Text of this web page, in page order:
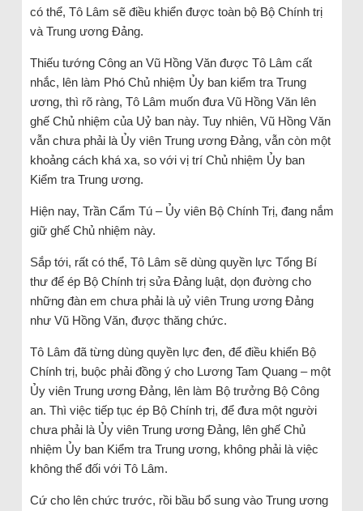
có thể, Tô Lâm sẽ điều khiển được toàn bộ Bộ Chính trị
và Trung ương Đảng.
Thiếu tướng Công an Vũ Hồng Văn được Tô Lâm cất
nhắc, lên làm Phó Chủ nhiệm Ủy ban kiểm tra Trung
ương, thì rõ ràng, Tô Lâm muốn đưa Vũ Hồng Văn lên
ghế Chủ nhiệm của Uỷ ban này. Tuy nhiên, Vũ Hồng Văn
vẫn chưa phải là Ủy viên Trung ương Đảng, vẫn còn một
khoảng cách khá xa, so với vị trí Chủ nhiệm Ủy ban
Kiểm tra Trung ương.
Hiện nay, Trần Cẩm Tú – Ủy viên Bộ Chính Trị, đang nắm
giữ ghế Chủ nhiệm này.
Sắp tới, rất có thể, Tô Lâm sẽ dùng quyền lực Tổng Bí
thư để ép Bộ Chính trị sửa Đảng luật, dọn đường cho
những đàn em chưa phải là uỷ viên Trung ương Đảng
như Vũ Hồng Văn, được thăng chức.
Tô Lâm đã từng dùng quyền lực đen, để điều khiển Bộ
Chính trị, buộc phải đồng ý cho Lương Tam Quang – một
Ủy viên Trung ương Đảng, lên làm Bộ trưởng Bộ Công
an. Thì việc tiếp tục ép Bộ Chính trị, để đưa một người
chưa phải là Ủy viên Trung ương Đảng, lên ghế Chủ
nhiệm Ủy ban Kiểm tra Trung ương, không phải là việc
không thể đối với Tô Lâm.
Cứ cho lên chức trước, rồi bầu bổ sung vào Trung ương